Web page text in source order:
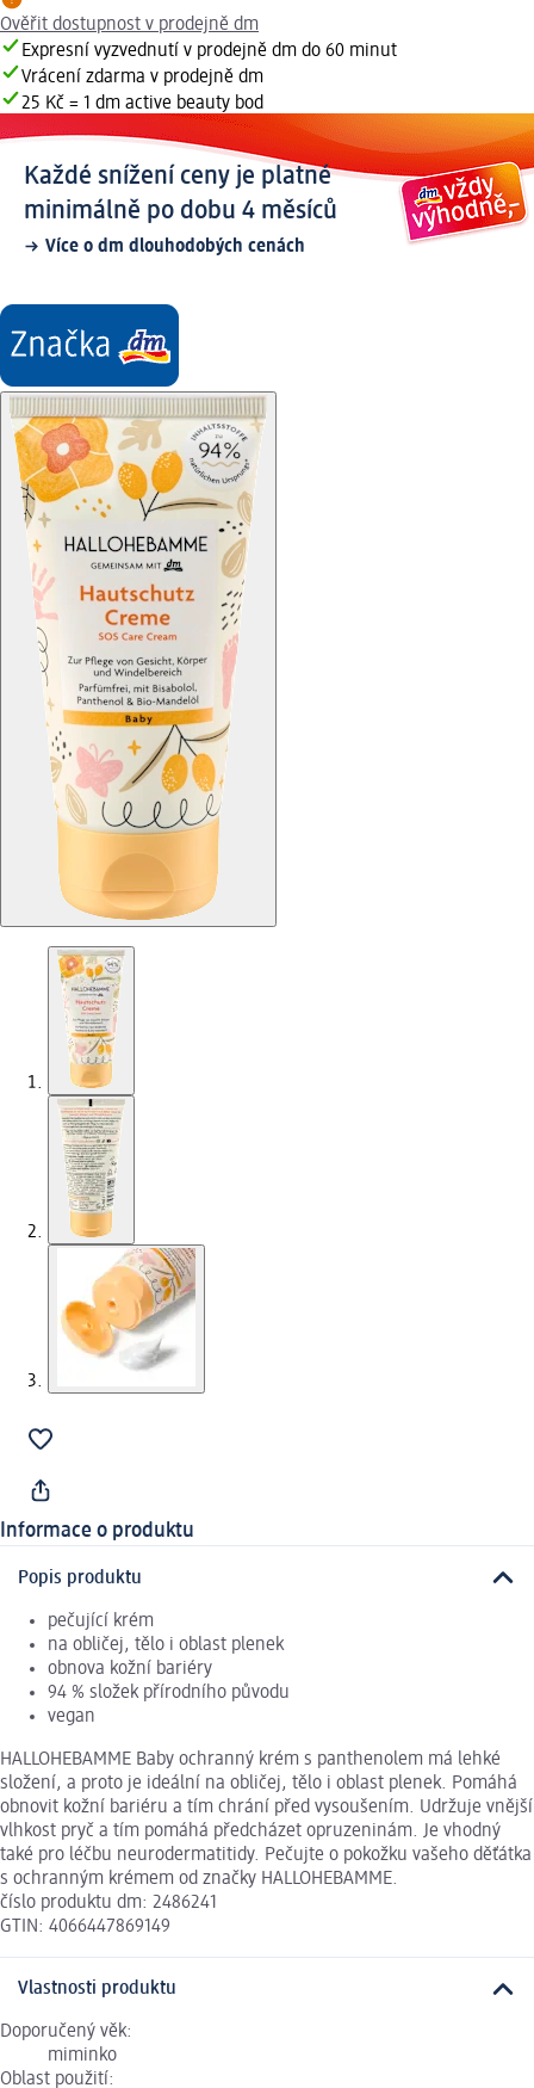
Ověřit dostupnost v prodejně dm
Expresní vyzvednutí v prodejně dm do 60 minut
Vrácení zdarma v prodejně dm
25 Kč = 1 dm active beauty bod
Každé snížení ceny je platné
minimálně po dobu 4 měsíců
Více o dm dlouhodobých cenách
Informace o produktu
Popis produktu
pečující krém
na obličej, tělo i oblast plenek
obnova kožní bariéry
94 % složek přírodního původu
vegan
HALLOHEBAMME Baby ochranný krém s panthenolem má lehké
složení, a proto je ideální na obličej, tělo i oblast plenek. Pomáhá
obnovit kožní bariéru a tím chrání před vysoušením. Udržuje vnější
vlhkost pryč a tím pomáhá předcházet opruzeninám. Je vhodný
také pro léčbu neurodermatitidy. Pečujte o pokožku vašeho děťátka
s ochranným krémem od značky HALLOHEBAMME.
číslo produktu dm: 2486241
GTIN: 4066447869149
Vlastnosti produktu
Doporučený věk:
miminko
Oblast použití: